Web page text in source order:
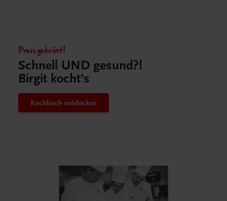
Preisgekrönt!
Schnell UND gesund?!
Birgit kocht’s
Kochbuch entdecken